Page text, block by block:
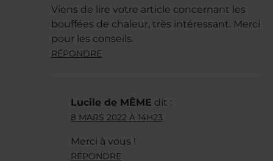
Viens de lire votre article concernant les
bouffées de chaleur, très intéressant. Merci
pour les conseils.
RÉPONDRE
Lucile de MÊME dit :
8 MARS 2022 À 14H23
Merci à vous !
RÉPONDRE